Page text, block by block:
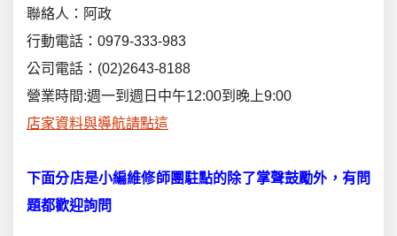
聯絡人：阿政
行動電話：0979-333-983
公司電話：(02)2643-8188
營業時間:週一到週日中午12:00到晚上9:00
店家資料與導航請點這
下面分店是小編維修師團駐點的除了掌聲鼓勵外，有問
題都歡迎詢問